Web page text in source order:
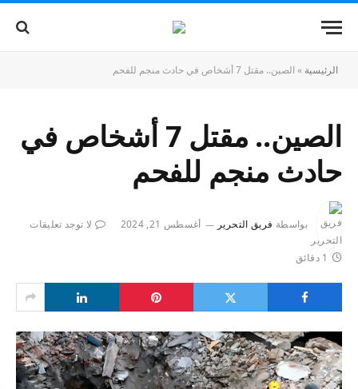
الرئيسية » الصين.. مقتل 7 أشخاص في حادث منجم للفحم
الصين.. مقتل 7 أشخاص في
حادث منجم للفحم
بواسطة فريق التحرير أغسطس 21, 2024 لا توجد تعليقات
1 دقائق